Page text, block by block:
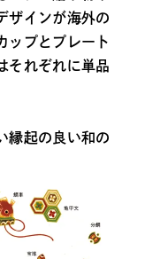
ザインが海外の
ップとプレート
それぞれに単品
縁起の良い和の